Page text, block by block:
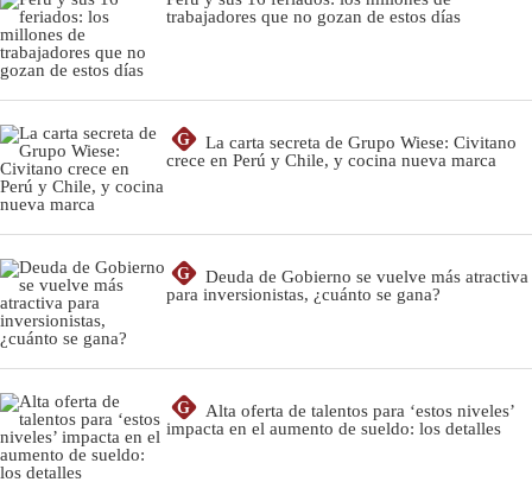
trabajadores que no gozan de estos días
G
La carta secreta de Grupo Wiese: Civitano
crece en Perú y Chile, y cocina nueva marca
G
Deuda de Gobierno se vuelve más atractiva
para inversionistas, ¿cuánto se gana?
G
Alta oferta de talentos para ‘estos niveles’
impacta en el aumento de sueldo: los detalles